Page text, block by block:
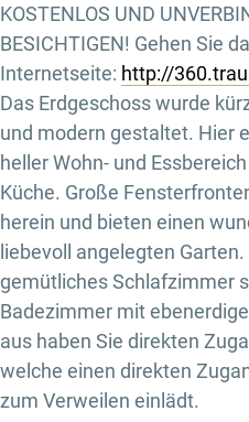
KOSTENLOS UND
BESICHTIGEN! Gehen Sie
Internetseite: http://
Das Erdgeschoss wurde
und modern gestaltet. Hier
heller Wohn- und
Küche. Große
herein und bieten einen
liebevoll angelegten
gemütliches Schlafzimmer
Badezimmer mit
aus haben Sie direkten
welche einen direkten
zum Verweilen einlädt.